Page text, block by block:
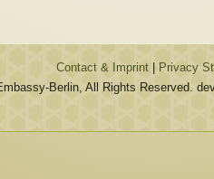
Contact & Imprint Privacy
Berlin, All Rights Reserved.